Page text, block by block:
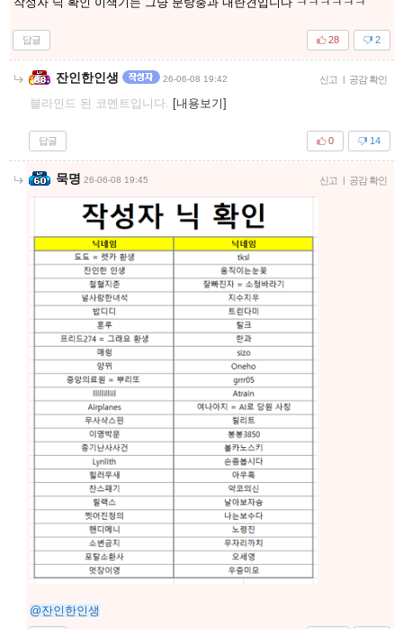
답글 2
28
잔인한인생 26-06-08 19:42 신고 | 공감 확인
블라인드 된 코멘트입니다. [내용보기]
답글 14
0
묵명 26-06-08 19:45 신고 | 공감 확인
@잔인한인생